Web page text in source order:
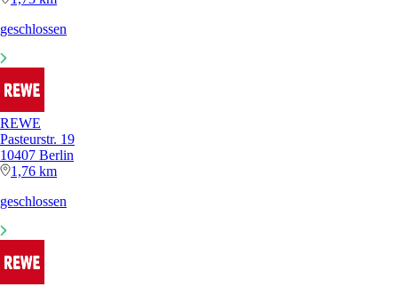
geschlossen
REWE
Pasteurstr. 19
10407 Berlin
1,76 km
geschlossen